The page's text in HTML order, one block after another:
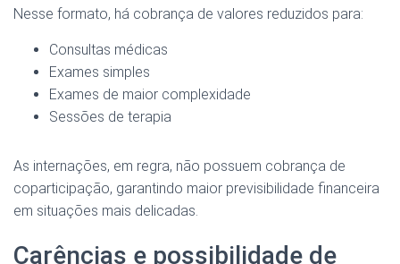
Nesse formato, há cobrança de valores reduzidos para:
Consultas médicas
Exames simples
Exames de maior complexidade
Sessões de terapia
As internações, em regra, não possuem cobrança de
coparticipação, garantindo maior previsibilidade financeira
em situações mais delicadas.
Carências e possibilidade de